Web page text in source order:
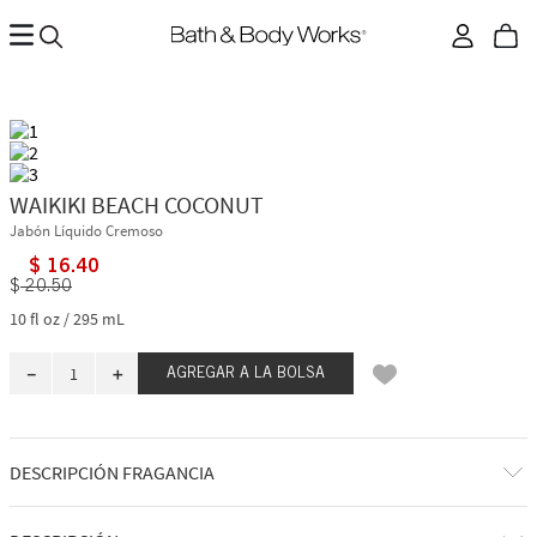
WAIKIKI BEACH COCONUT
Jabón Líquido Cremoso
$ 16.40
$ 20.50
10 fl oz / 295 mL
＋
－ AGREGAR A LA BOLSA
DESCRIPCIÓN FRAGANCIA
¡Bienvenido a tu escapada bañada por el sol! Una mezcla de ensueño de